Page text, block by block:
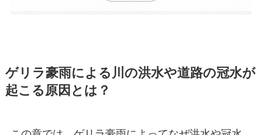
ゲリラ豪雨による川の洪水や道路の冠水が
起こる原因とは？